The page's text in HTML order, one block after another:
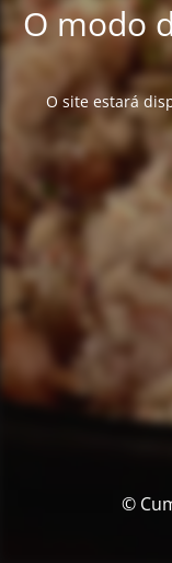
O modo
O site estará
©